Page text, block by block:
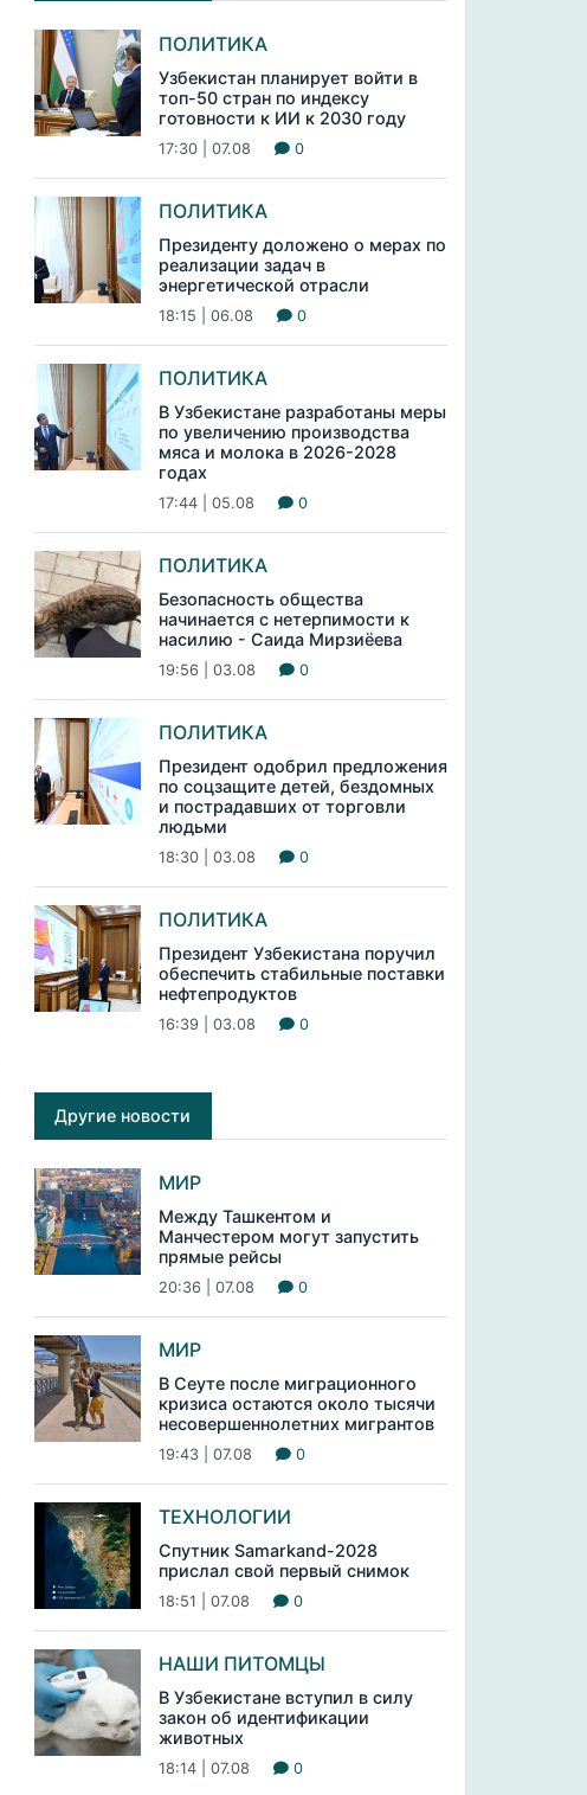
ПОЛИТИКА
Узбекистан планирует войти в
топ-50 стран по индексу
готовности к ИИ к 2030 году
17:30 | 07.08 0
ПОЛИТИКА
Президенту доложено о мерах по
реализации задач в
энергетической отрасли
18:15 | 06.08 0
ПОЛИТИКА
В Узбекистане разработаны меры
по увеличению производства
мяса и молока в 2026-2028
годах
17:44 | 05.08 0
ПОЛИТИКА
Безопасность общества
начинается с нетерпимости к
насилию - Саида Мирзиёева
19:56 | 03.08 0
ПОЛИТИКА
Президент одобрил предложения
по соцзащите детей, бездомных
и пострадавших от торговли
людьми
18:30 | 03.08 0
ПОЛИТИКА
Президент Узбекистана поручил
обеспечить стабильные поставки
нефтепродуктов
16:39 | 03.08 0
Другие новости
МИР
Между Ташкентом и
Манчестером могут запустить
прямые рейсы
20:36 | 07.08 0
МИР
В Сеуте после миграционного
кризиса остаются около тысячи
несовершеннолетних мигрантов
19:43 | 07.08 0
ТЕХНОЛОГИИ
Спутник Samarkand-2028
прислал свой первый снимок
18:51 | 07.08 0
НАШИ ПИТОМЦЫ
В Узбекистане вступил в силу
закон об идентификации
животных
18:14 | 07.08 0